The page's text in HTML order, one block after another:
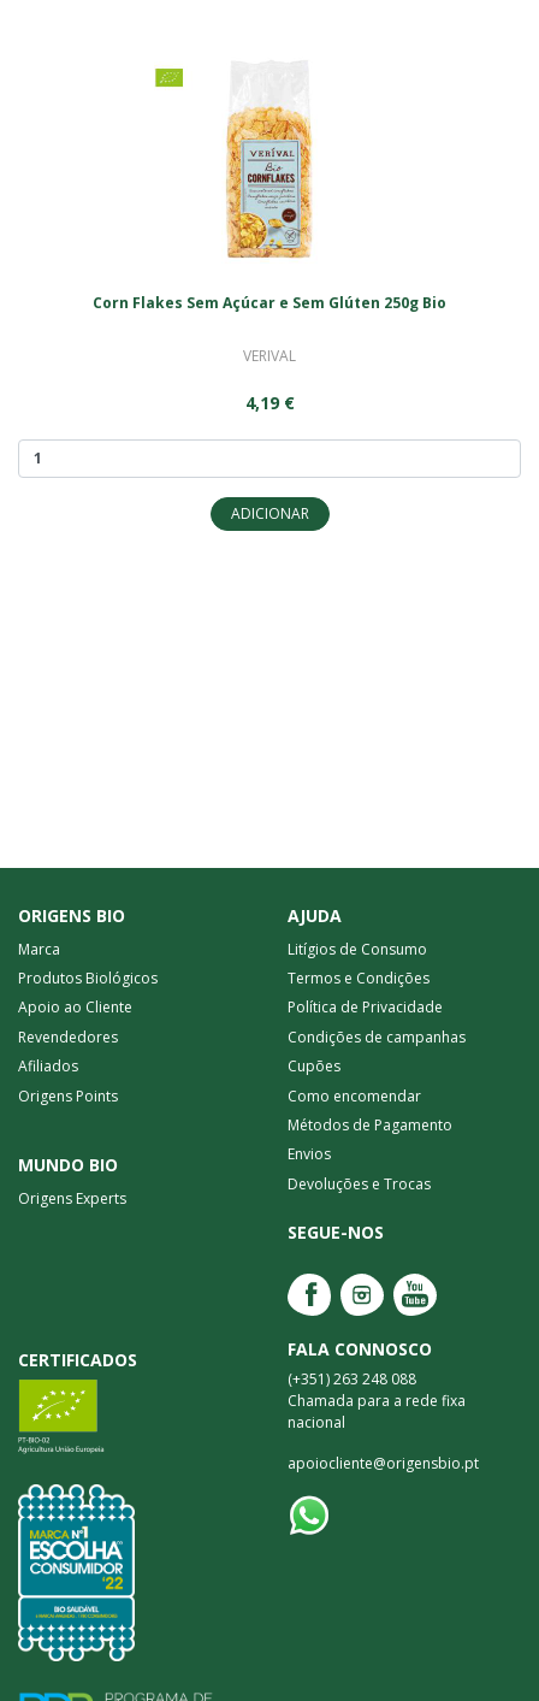
Corn Flakes Sem Açúcar e Sem Glúten 250g Bio
VERIVAL
4,19 €
ADICIONAR
ORIGENS BIO
Marca
Produtos Biológicos
Apoio ao Cliente
Revendedores
Afiliados
Origens Points
AJUDA
Litígios de Consumo
Termos e Condições
Política de Privacidade
Condições de campanhas
Cupões
Como encomendar
Métodos de Pagamento
Envios
Devoluções e Trocas
MUNDO BIO
Origens Experts
SEGUE-NOS
FALA CONNOSCO
(+351) 263 248 088
Chamada para a rede fixa
nacional
apoiocliente@origensbio.pt
CERTIFICADOS